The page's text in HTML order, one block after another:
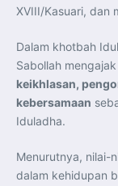
XVIII/Kasuari, dan
Dalam khotbah
Sabollah
keikhlasan,
kebersamaan
Iduladha.
Menurutnya, nilai-
dalam kehidupan